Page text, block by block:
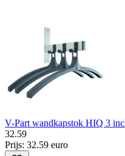
V-Part wandkapstok HIQ 3
32.59
Prijs: 32.59 euro